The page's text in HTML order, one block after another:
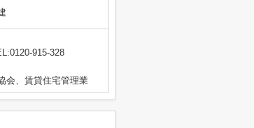
915-328
会、賃貸住宅管理業